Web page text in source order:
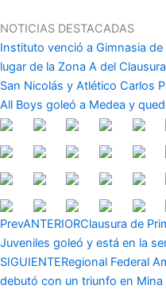
al
contenido
NOTICIAS DESTACADAS
Instituto venció a Gimnasia
lugar de la Zona A del Clausura
San Nicolás y Atlético Carlos
All Boys goleó a Medea y
PrevANTERIORClausura de
Juveniles goleó y está en la
SIGUIENTERegional Federal
debutó con un triunfo en Mina